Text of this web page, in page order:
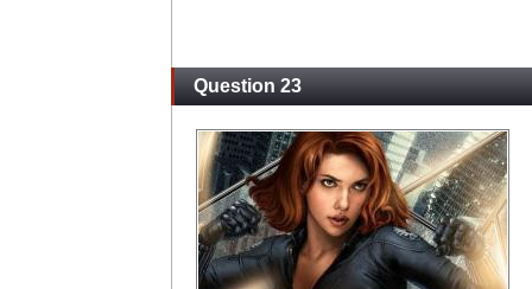
Question 23